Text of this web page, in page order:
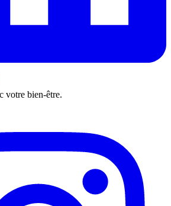
votre bien-être.